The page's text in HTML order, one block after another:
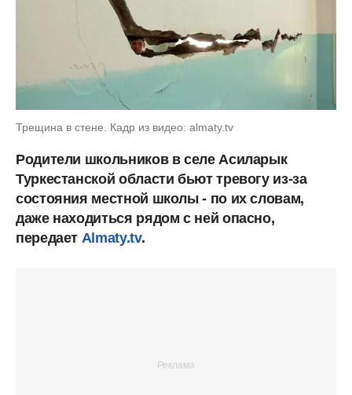
Трещина в стене. Кадр из видео: almaty.tv
Родители школьников в селе Асиларык
Туркестанской области бьют тревогу из-за
состояния местной школы - по их словам,
даже находиться рядом с ней опасно,
передает Almaty.tv.